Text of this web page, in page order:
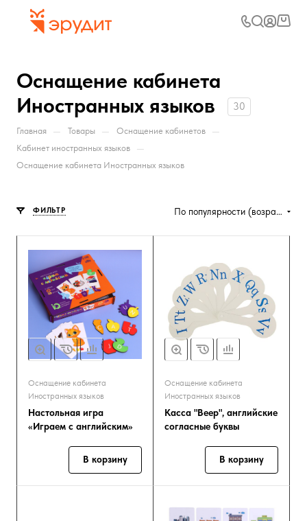
Оснащение кабинета
Иностранных языков
30
Главная — Товары — Оснащение кабинетов —
Кабинет иностранных языков —
Оснащение кабинета Иностранных языков
ФИЛЬТР По популярности (возрастание)
Оснащение кабинета
Иностранных языков
Настольная игра
«Играем с английским»
В корзину
Оснащение кабинета
Иностранных языков
Касса "Веер", английские
согласные буквы
В корзину